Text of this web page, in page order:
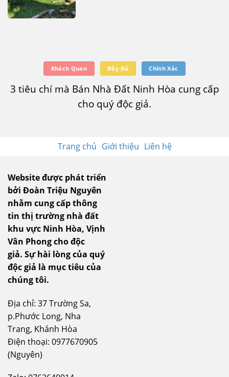
Khách Quan Đầy Đủ Chính Xác
3 tiêu chí mà Bán Nhà Đất Ninh Hòa cung cấp
cho quý độc giả.
Trang chủ Giới thiệu Liên hệ
Website được phát triển
bởi Đoàn Triệu Nguyên
nhằm cung cấp thông
tin thị trường nhà đất
khu vực Ninh Hòa, Vịnh
Vân Phong cho độc
giả. Sự hài lòng của quý
độc giả là mục tiêu của
chúng tôi.
Địa chỉ: 37 Trường Sa,
p.Phước Long, Nha
Trang, Khánh Hòa
Điện thoại: 0977670905
(Nguyên)